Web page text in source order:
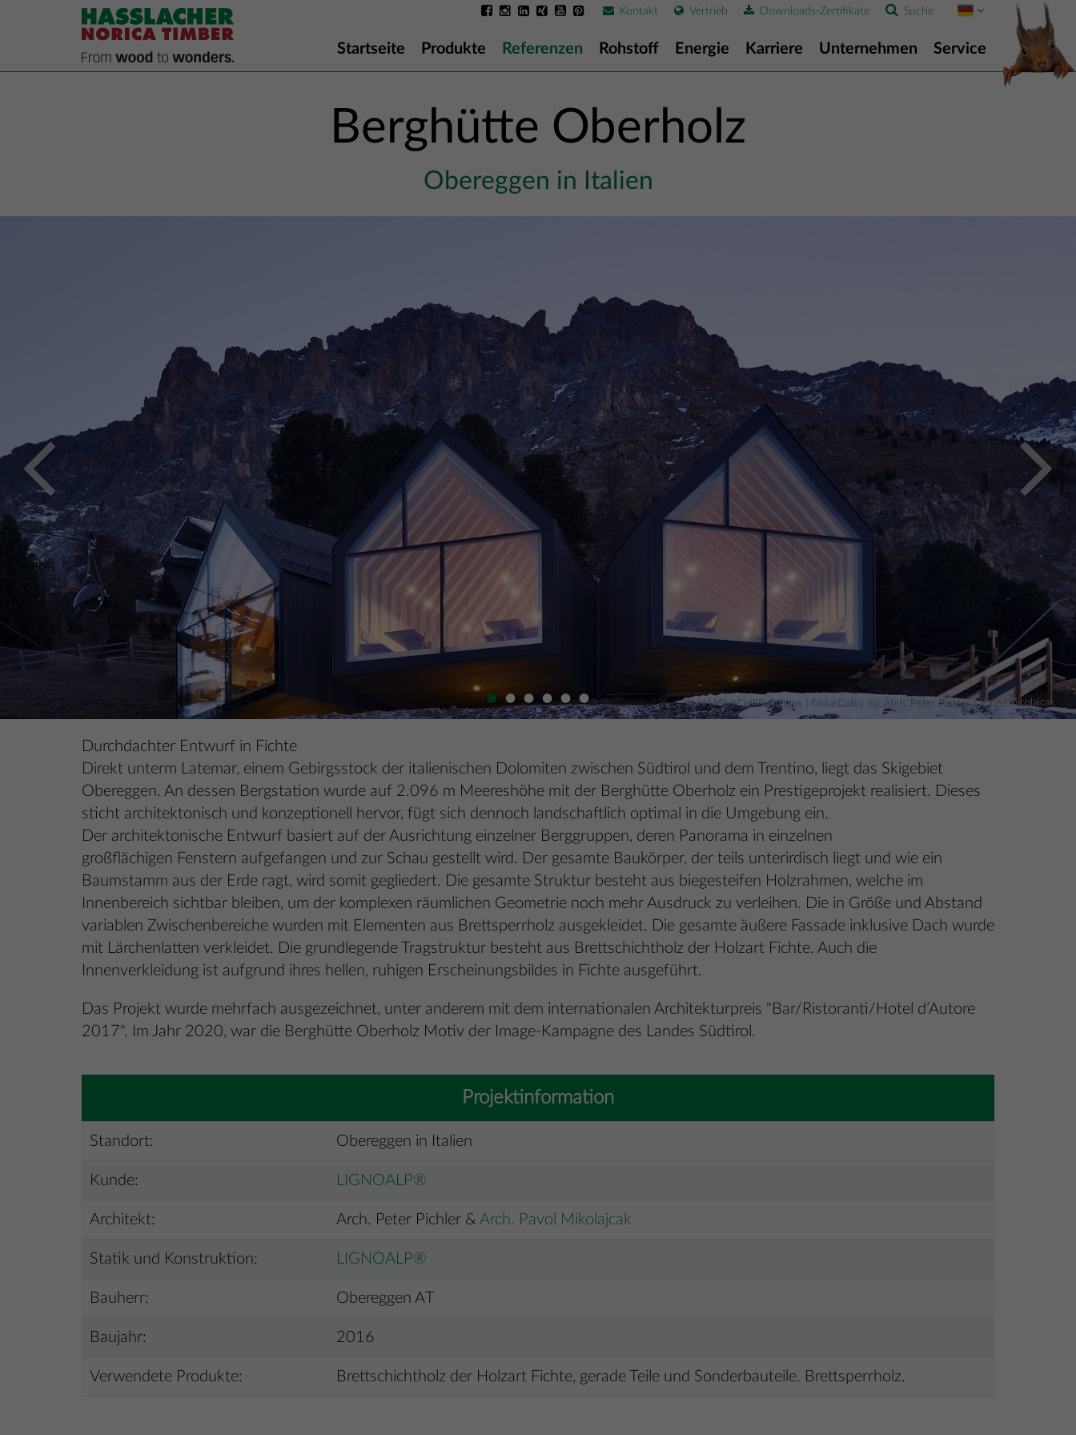
Startseite Produkte Referenzen Rohstoff Energie Karriere Unternehmen Service
Suche
Downloads-Zertifikate
Vertrieb
Kontakt
Berghütte Oberholz
Obereggen in Italien
•••••• © HASSLACHER Gruppe | OskarDaRiz for Arch. Peter Pichler / Pavol Micolajcak
Durchdachter Entwurf in Fichte
Direkt unterm Latemar, einem Gebirgsstock der italienischen Dolomiten zwischen Südtirol und dem Trentino, liegt das Skigebiet
Obereggen. An dessen Bergstation wurde auf 2.096 m Meereshöhe mit der Berghütte Oberholz ein Prestigeprojekt realisiert. Dieses
sticht architektonisch und konzeptionell hervor, fügt sich dennoch landschaftlich optimal in die Umgebung ein.
Der architektonische Entwurf basiert auf der Ausrichtung einzelner Berggruppen, deren Panorama in einzelnen
großflächigen Fenstern aufgefangen und zur Schau gestellt wird. Der gesamte Baukörper, der teils unterirdisch liegt und wie ein
Baumstamm aus der Erde ragt, wird somit gegliedert. Die gesamte Struktur besteht aus biegesteifen Holzrahmen, welche im
Innenbereich sichtbar bleiben, um der komplexen räumlichen Geometrie noch mehr Ausdruck zu verleihen. Die in Größe und Abstand
variablen Zwischenbereiche wurden mit Elementen aus Brettsperrholz ausgekleidet. Die gesamte äußere Fassade inklusive Dach wurde
mit Lärchenlatten verkleidet. Die grundlegende Tragstruktur besteht aus Brettschichtholz der Holzart Fichte. Auch die
Innenverkleidung ist aufgrund ihres hellen, ruhigen Erscheinungsbildes in Fichte ausgeführt.
Das Projekt wurde mehrfach ausgezeichnet, unter anderem mit dem internationalen Architekturpreis "Bar/Ristoranti/Hotel d’Autore
2017". Im Jahr 2020, war die Berghütte Oberholz Motiv der Image-Kampagne des Landes Südtirol.
Projektinformation
Standort: Obereggen in Italien
Kunde: LIGNOALP®
Architekt: Arch. Peter Pichler & Arch. Pavol Mikolajcak
Statik und Konstruktion: LIGNOALP®
Bauherr: Obereggen AT
Baujahr: 2016
Verwendete Produkte: Brettschichtholz der Holzart Fichte, gerade Teile und Sonderbauteile. Brettsperrholz.